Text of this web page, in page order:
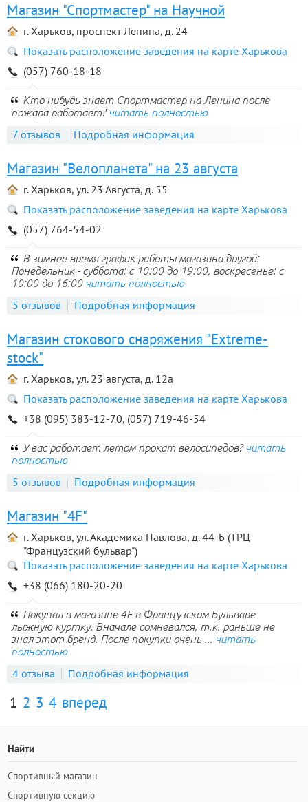
Магазин "Спортмастер" на Научной
г. Харьков, проспект Ленина, д. 24
Показать расположение заведения на карте Харькова
(057) 760-18-18
Кто-нибудь знает Спортмастер на Ленина после
пожара работает? читать полностью
7 отзывов Подробная информация
Магазин "Велопланета" на 23 августа
г. Харьков, ул. 23 Августа, д. 55
Показать расположение заведения на карте Харькова
(057) 764-54-02
В зимнее время график работы магазина другой:
Понедельник - суббота: с 10:00 до 19:00, воскресенье: с
10:00 до 16:00 читать полностью
5 отзывов Подробная информация
Магазин стокового снаряжения "Extreme-
stock"
г. Харьков, ул. 23 августа, д. 12а
Показать расположение заведения на карте Харькова
+38 (095) 383-12-70, (057) 719-46-54
У вас работает летом прокат велосипедов? читать
полностью
5 отзывов Подробная информация
Магазин "4F"
г. Харьков, ул. Академика Павлова, д. 44-Б (ТРЦ
"Французский бульвар")
Показать расположение заведения на карте Харькова
+38 (066) 180-20-20
Покупал в магазине 4F в Французском Бульваре
лыжную куртку. Вначале сомневался, т.к. раньше не
знал этот бренд. После покупки очень ... читать
полностью
4 отзыва Подробная информация
1 2 3 4 вперед
Найти
Спортивный магазин
Спортивную секцию